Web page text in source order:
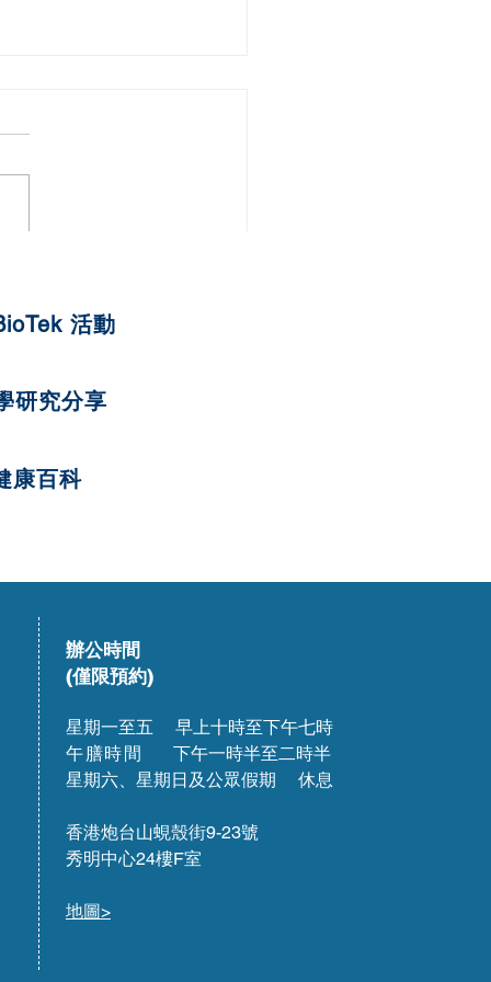
活動
研究分享
康百科
辦公時間
(僅限預約)
星期一至五 早上十時至下午七時
午膳時間
下午一時半至二時半
星期六、星期日及公眾假期 休息
香港炮台山蜆殼街9-23號
秀明中心24樓F室
地圖>